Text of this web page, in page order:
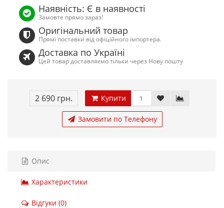
Наявність: Є в наявності
Замовте прямо зараз!
Оригінальний товар
Прямі поставки від офіційного імпортера.
Доставка по Україні
Цей товар доставляємо тільки через Нову пошту
2 690 грн. Купити
Замовити по Телефону
Опис
Характеристики
Відгуки (0)